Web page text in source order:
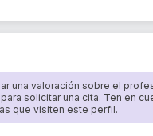
una valoración sobre el
solicitar una cita. Ten en
que visiten este perfil.